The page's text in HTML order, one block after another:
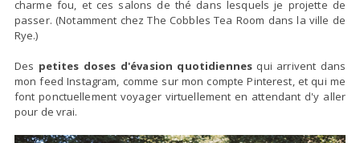
charme fou, et ces salons de thé dans lesquels je projette de
passer. (Notamment chez The Cobbles Tea Room dans la ville de
Rye.)
Des petites doses d'évasion quotidiennes qui arrivent dans
mon feed Instagram, comme sur mon compte Pinterest, et qui me
font ponctuellement voyager virtuellement en attendant d'y aller
pour de vrai.